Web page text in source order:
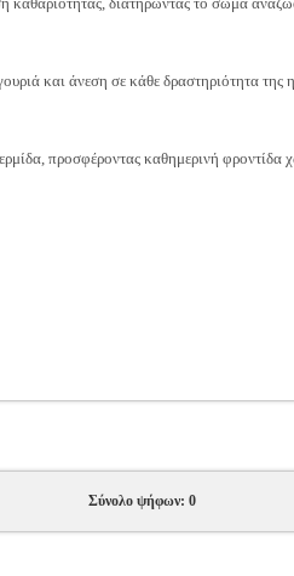
και άνεση σε κάθε δραστηριότητα της
προσφέροντας καθημερινή φροντίδα
Σύνολο ψήφων: 0